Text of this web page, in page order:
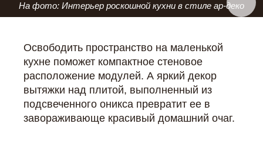
На фото: Интерьер роскошной кухни в стиле ар-деко
Освободить пространство на маленькой
кухне поможет компактное стеновое
расположение модулей. А яркий декор
вытяжки над плитой, выполненный из
подсвеченного оникса превратит ее в
завораживающе красивый домашний очаг.